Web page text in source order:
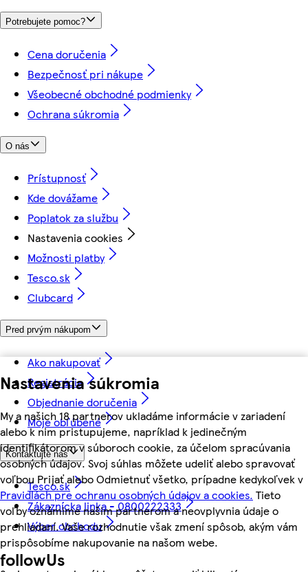
Nastavenia súkromia
My a našich 18 partnerov ukladáme informácie v zariadení
alebo k nim pristupujeme, napríklad k jedinečným
identifikátorom v súboroch cookie, za účelom spracúvania
osobných údajov. Svoj súhlas môžete udeliť alebo spravovať
voľbou Prijať alebo Odmietnuť všetko, prípadne kedykoľvek v
Pravidlách pre ochranu osobných údajov a cookies. Tieto
voľby oznámime našim partnerom a neovplyvnia údaje o
prehliadaní. Vaše rozhodnutie však zmení spôsob, akým vám
prispôsobíme nakupovanie na našom webe.
Potrebujete pomoc?
Cena doručenia
Bezpečnosť pri nákupe
Všeobecné obchodné podmienky
Ochrana súkromia
O nás
Prístupnosť
Kde dovážame
Poplatok za službu
Nastavenia cookies
Možnosti platby
Tesco.sk
Clubcard
Pred prvým nákupom
Ako nakupovať
Registrácia
Objednanie doručenia
Moje obľúbené
Kontaktujte nás
Tesco.sk
Zákaznícka linka - 0800222333
Výber obchodu
followUs